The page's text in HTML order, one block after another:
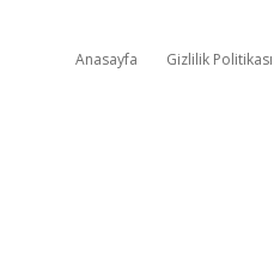
Anasayfa Gizlilik Politikası